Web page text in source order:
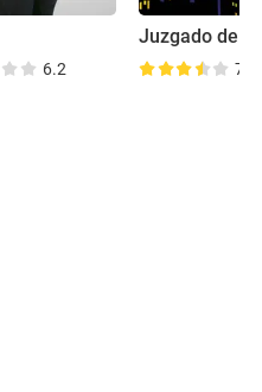
6.2
Juzgado de
7.7